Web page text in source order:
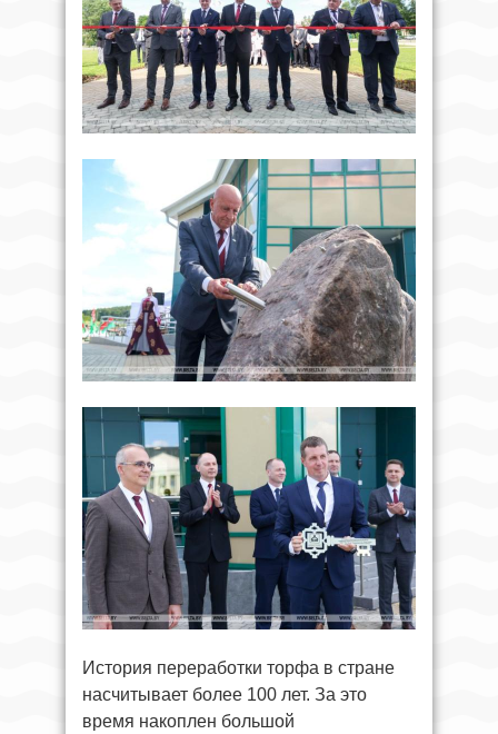
История переработки торфа в стране
насчитывает более 100 лет. За это
время накоплен большой